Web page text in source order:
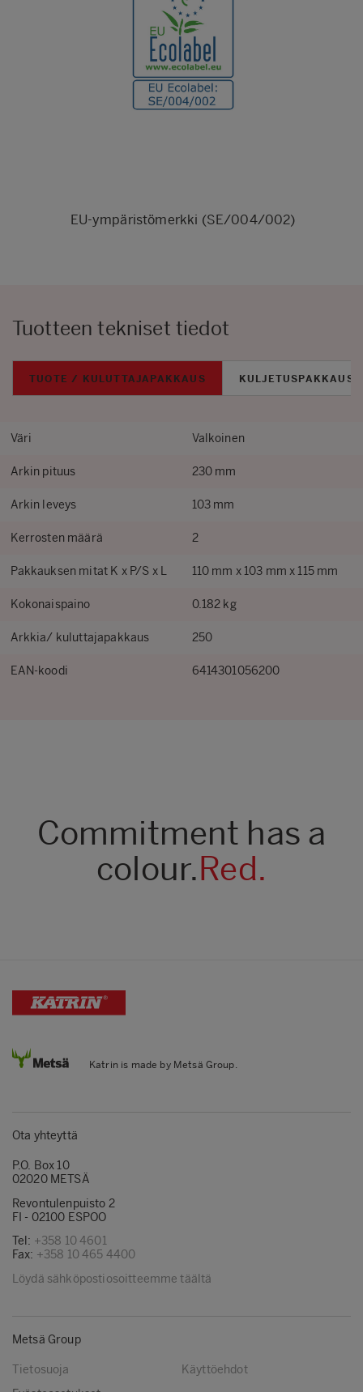
EU-ympäristömerkki (SE/004/002)
Tuotteen tekniset tiedot
TUOTE / KULUTTAJAPAKKAUS KULJETUSPAKKAUS
Väri Valkoinen
Arkin pituus 230 mm
Arkin leveys 103 mm
Kerrosten määrä 2
Pakkauksen mitat K x P/S x L 110 mm x 103 mm x 115 mm
Kokonaispaino 0.182 kg
Arkkia/ kuluttajapakkaus 250
EAN-koodi 6414301056200
Commitment has a
colour.Red.
Katrin is made by Metsä Group.
Ota yhteyttä
P.O. Box 10
02020 METSÄ
Revontulenpuisto 2
FI - 02100 ESPOO
Tel: +358 10 4601
Fax: +358 10 465 4400
Löydä sähköpostiosoitteemme täältä
Metsä Group
Tietosuoja
Käyttöehdot